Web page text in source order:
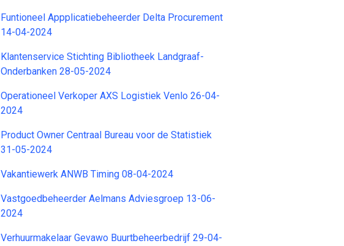
Funtioneel Appplicatiebeheerder Delta Procurement
14-04-2024
Klantenservice Stichting Bibliotheek Landgraaf-
Onderbanken 28-05-2024
Operationeel Verkoper AXS Logistiek Venlo 26-04-
2024
Product Owner Centraal Bureau voor de Statistiek
31-05-2024
Vakantiewerk ANWB Timing 08-04-2024
Vastgoedbeheerder Aelmans Adviesgroep 13-06-
2024
Verhuurmakelaar Gevawo Buurtbeheerbedrijf 29-04-